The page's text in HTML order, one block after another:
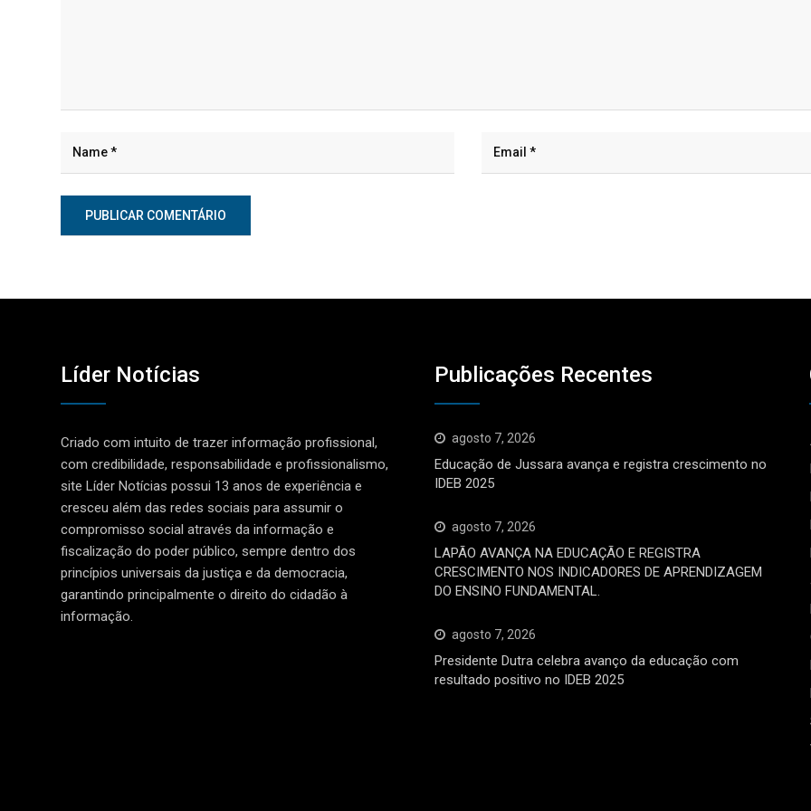
Líder Notícias
Criado com intuito de trazer informação profissional,
com credibilidade, responsabilidade e profissionalismo,
site Líder Notícias possui 13 anos de experiência e
cresceu além das redes sociais para assumir o
compromisso social através da informação e
fiscalização do poder público, sempre dentro dos
princípios universais da justiça e da democracia,
garantindo principalmente o direito do cidadão à
informação.
Publicações Recentes
agosto 7, 2026
Educação de Jussara avança e registra crescimento no
IDEB 2025
agosto 7, 2026
LAPÃO AVANÇA NA EDUCAÇÃO E REGISTRA
CRESCIMENTO NOS INDICADORES DE APRENDIZAGEM
DO ENSINO FUNDAMENTAL.
agosto 7, 2026
Presidente Dutra celebra avanço da educação com
resultado positivo no IDEB 2025